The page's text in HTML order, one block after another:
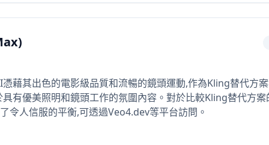
藉其出色的電影級品質和流暢的鏡頭運動,作為Kling替代方
有優美照明和鏡頭工作的氛圍內容。對於比較Kling替代方
令人信服的平衡,可透過Veo4.dev等平台訪問。